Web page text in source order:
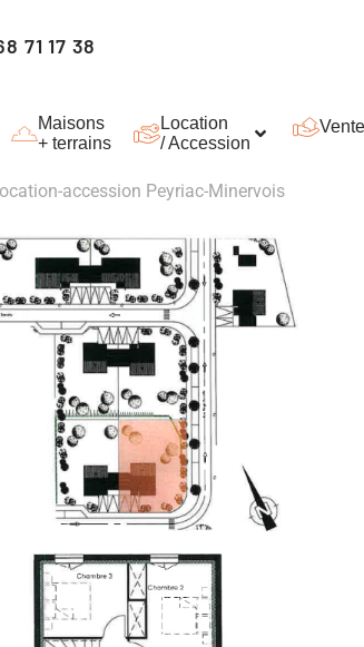
71 17 38
Maisons
+ terrains
Location
/ Accession
accession Peyriac-Minervois